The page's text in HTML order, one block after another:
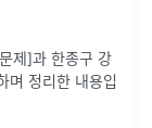
제]과 한종구 강
며 정리한 내용입